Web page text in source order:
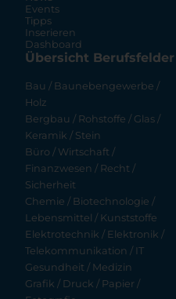
Events
Tipps
Inserieren
Dashboard
Übersicht Berufsfelder
Bau / Baunebengewerbe /
Holz
Bergbau / Rohstoffe / Glas /
Keramik / Stein
Büro / Wirtschaft /
Finanzwesen / Recht /
Sicherheit
Chemie / Biotechnologie /
Lebensmittel / Kunststoffe
Elektrotechnik / Elektronik /
Telekommunikation / IT
Gesundheit / Medizin
Grafik / Druck / Papier /